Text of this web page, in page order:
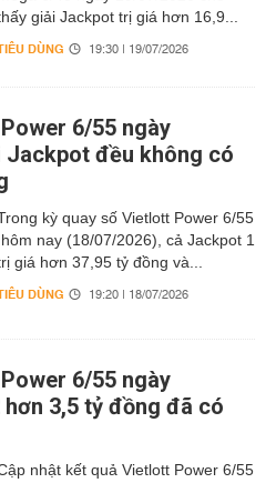
giải Jackpot trị giá hơn 16,9...
DÙNG 19:30 | 19/07/2026
6/55 ngày
Jackpot đều không có
kỳ quay số Vietlott Power 6/55
hôm nay (18/07/2026), cả Jackpot 1
giá hơn 37,95 tỷ đồng và...
DÙNG 19:20 | 18/07/2026
6/55 ngày
3,5 tỷ đồng đã có
nhật kết quả Vietlott Power 6/55